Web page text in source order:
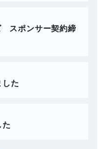
スポンサー契約締
した
た